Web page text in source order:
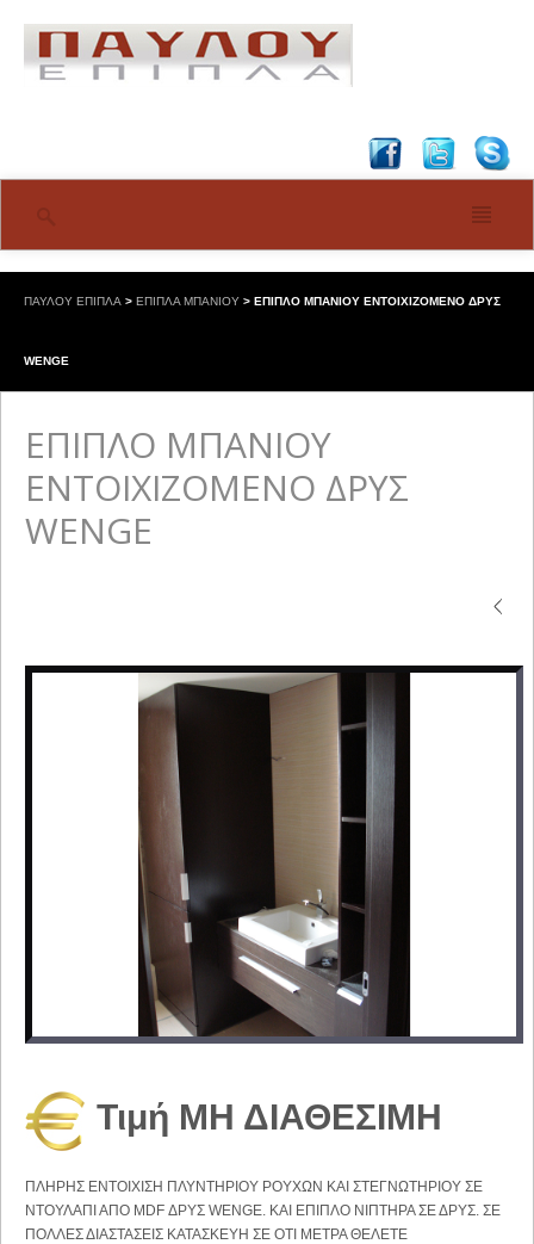
ΠΑΥΛΟΥ ΕΠΙΠΛΑ > ΕΠΙΠΛΑ ΜΠΑΝΙΟΥ > ΕΠΙΠΛΟ ΜΠΑΝΙΟΥ ΕΝΤΟΙΧΙΖΟΜΕΝΟ ΔΡΥΣ
WENGE
ΕΠΙΠΛΟ ΜΠΑΝΙΟΥ
ΕΝΤΟΙΧΙΖΟΜΕΝΟ ΔΡΥΣ
WENGE
Τιμή ΜΗ ΔΙΑΘΕΣΙΜΗ
ΠΛΗΡΗΣ ΕΝΤΟΙΧΙΣΗ ΠΛΥΝΤΗΡΙΟΥ ΡΟΥΧΩΝ ΚΑΙ ΣΤΕΓΝΩΤΗΡΙΟΥ ΣΕ
ΝΤΟΥΛΑΠΙ ΑΠΟ MDF ΔΡΥΣ WENGE. ΚΑΙ ΕΠΙΠΛΟ ΝΙΠΤΗΡΑ ΣΕ ΔΡΥΣ. ΣΕ
ΠΟΛΛΕΣ ΔΙΑΣΤΑΣΕΙΣ ΚΑΤΑΣΚΕΥΗ ΣΕ ΟΤΙ ΜΕΤΡΑ ΘΕΛΕΤΕ